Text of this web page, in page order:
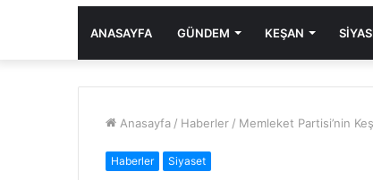
ANASAYFA GÜNDEM KEŞAN
Anasayfa / Haberler / Memleket Partisi’nin
Haberler Siyaset